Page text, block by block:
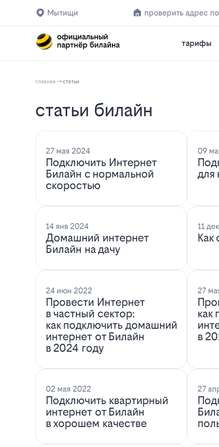
Мытищи проверить адрес
тарифы
главная статьи
статьи билайн
27 мая 2024
Подключить Интернет
Билайн с нормальной
скоростью
09
для
14 янв 2024
Домашний интернет
Билайн на дачу
11
Как
24 июн 2022
Провести Интернет
в частный сектор:
как подключить домашний
интернет от Билайн
в 2024 году
27
как
в
02 мая 2022
Подключить квартирный
интернет от Билайн
в хорошем качестве
27